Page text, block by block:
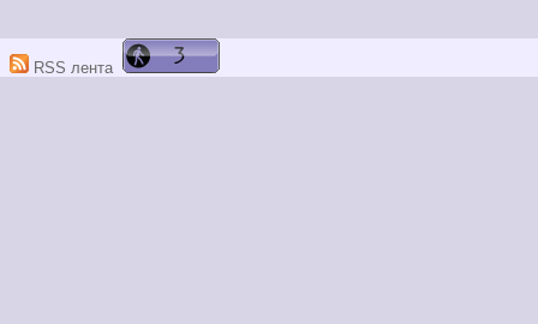
RSS лента